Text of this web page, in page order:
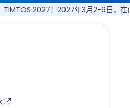
2027！2027年3月2-6日，在南港